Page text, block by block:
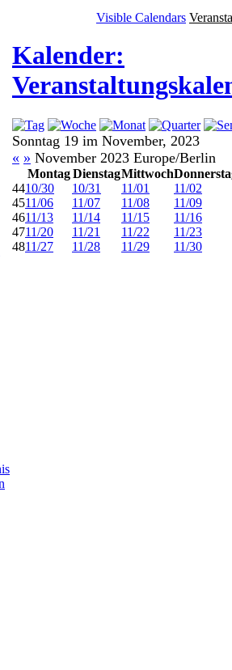
Visible Calendars
Kalender:
Sonntag 19 im November, 2023
« » November 2023 Europe/Berlin
Montag DienstagMittwoch
4410/30 10/31 11/01
11/02
4511/06 11/07 11/08
11/09
4611/13 11/14 11/15
11/16
4711/20 11/21 11/22
11/23
4811/27 11/28 11/29 11/30